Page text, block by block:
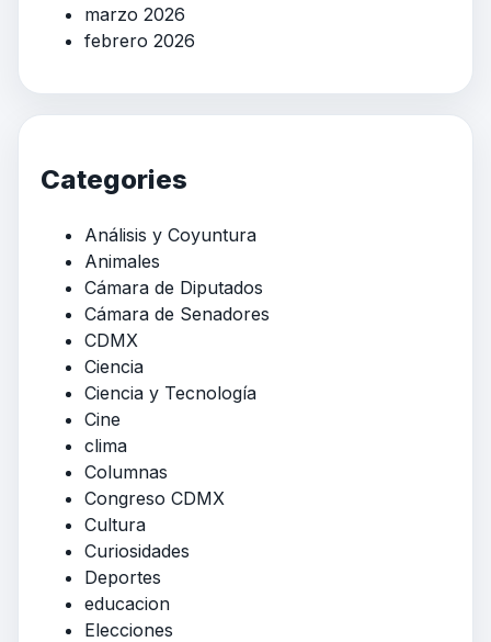
marzo 2026
febrero 2026
Categories
Análisis y Coyuntura
Animales
Cámara de Diputados
Cámara de Senadores
CDMX
Ciencia
Ciencia y Tecnología
Cine
clima
Columnas
Congreso CDMX
Cultura
Curiosidades
Deportes
educacion
Elecciones